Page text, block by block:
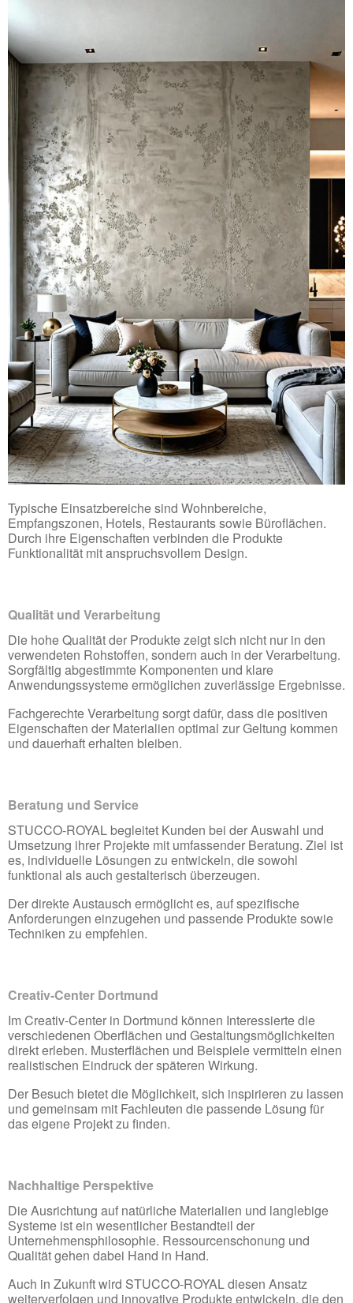
Typische Einsatzbereiche sind Wohnbereiche,
Empfangszonen, Hotels, Restaurants sowie Büroflächen.
Durch ihre Eigenschaften verbinden die Produkte
Funktionalität mit anspruchsvollem Design.
Qualität und Verarbeitung
Die hohe Qualität der Produkte zeigt sich nicht nur in den
verwendeten Rohstoffen, sondern auch in der Verarbeitung.
Sorgfältig abgestimmte Komponenten und klare
Anwendungssysteme ermöglichen zuverlässige Ergebnisse.
Fachgerechte Verarbeitung sorgt dafür, dass die positiven
Eigenschaften der Materialien optimal zur Geltung kommen
und dauerhaft erhalten bleiben.
Beratung und Service
STUCCO-ROYAL begleitet Kunden bei der Auswahl und
Umsetzung ihrer Projekte mit umfassender Beratung. Ziel ist
es, individuelle Lösungen zu entwickeln, die sowohl
funktional als auch gestalterisch überzeugen.
Der direkte Austausch ermöglicht es, auf spezifische
Anforderungen einzugehen und passende Produkte sowie
Techniken zu empfehlen.
Creativ-Center Dortmund
Im Creativ-Center in Dortmund können Interessierte die
verschiedenen Oberflächen und Gestaltungsmöglichkeiten
direkt erleben. Musterflächen und Beispiele vermitteln einen
realistischen Eindruck der späteren Wirkung.
Der Besuch bietet die Möglichkeit, sich inspirieren zu lassen
und gemeinsam mit Fachleuten die passende Lösung für
das eigene Projekt zu finden.
Nachhaltige Perspektive
Die Ausrichtung auf natürliche Materialien und langlebige
Systeme ist ein wesentlicher Bestandteil der
Unternehmensphilosophie. Ressourcenschonung und
Qualität gehen dabei Hand in Hand.
Auch in Zukunft wird STUCCO-ROYAL diesen Ansatz
weiterverfolgen und innovative Produkte entwickeln, die den